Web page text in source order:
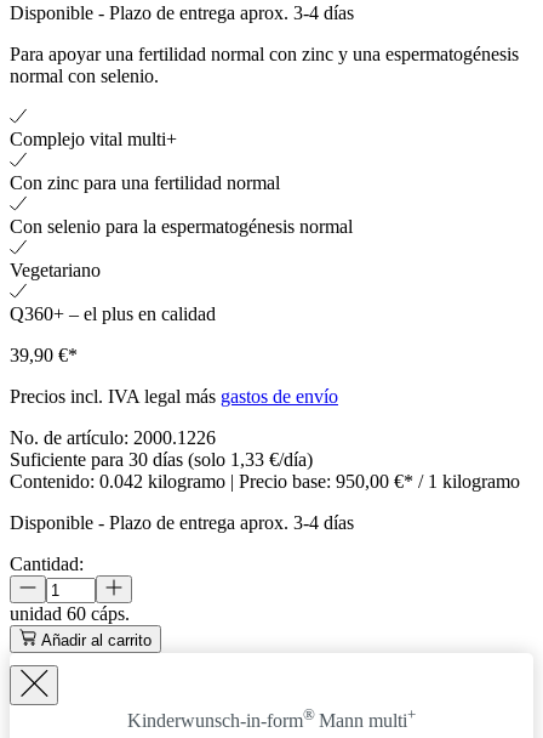
Disponible - Plazo de entrega aprox. 3-4 días
Para apoyar una fertilidad normal con zinc y una espermatogénesis
normal con selenio.
Complejo vital multi+
Con zinc para una fertilidad normal
Con selenio para la espermatogénesis normal
Vegetariano
Q360+ – el plus en calidad
39,90 €*
Precios incl. IVA legal más gastos de envío
No. de artículo: 2000.1226
Suficiente para 30 días (solo 1,33 €/día)
Contenido: 0.042 kilogramo | Precio base: 950,00 €* / 1 kilogramo
Disponible - Plazo de entrega aprox. 3-4 días
Cantidad:
unidad 60 cáps.
Añadir al carrito
Kinderwunsch-in-form® Mann multi+